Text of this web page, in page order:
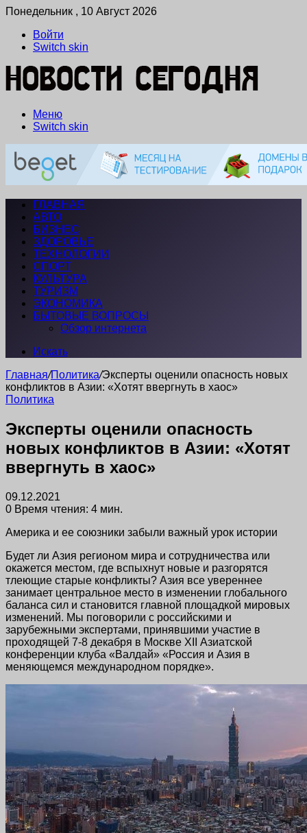
Понедельник , 10 Август 2026
Войти
Switch skin
Меню
Switch skin
ГЛАВНАЯ
АВТО
БИЗНЕС
ЗДОРОВЬЕ
ТЕХНОЛОГИИ
СПОРТ
КУЛЬТУРА
ТУРИЗМ
ЭКОНОМИКА
БЫТОВЫЕ ВОПРОСЫ
Обзор интернета
Искать
Главная/Политика/Эксперты оценили опасность новых
конфликтов в Азии: «Хотят ввергнуть в хаос»
Политика
Эксперты оценили опасность
новых конфликтов в Азии: «Хотят
ввергнуть в хаос»
09.12.2021
0 Время чтения: 4 мин.
Америка и ее союзники забыли важный урок истории
Будет ли Азия регионом мира и сотрудничества или
окажется местом, где вспыхнут новые и разгорятся
тлеющие старые конфликты? Азия все увереннее
занимает центральное место в изменении глобального
баланса сил и становится главной площадкой мировых
изменений. Мы поговорили с российскими и
зарубежными экспертами, принявшими участие в
проходящей 7-8 декабря в Москве XII Азиатской
конференции клуба «Валдай» «Россия и Азия в
меняющемся международном порядке».